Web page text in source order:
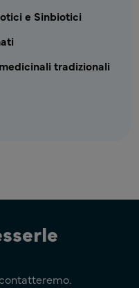
e Sinbiotici
tradizionali